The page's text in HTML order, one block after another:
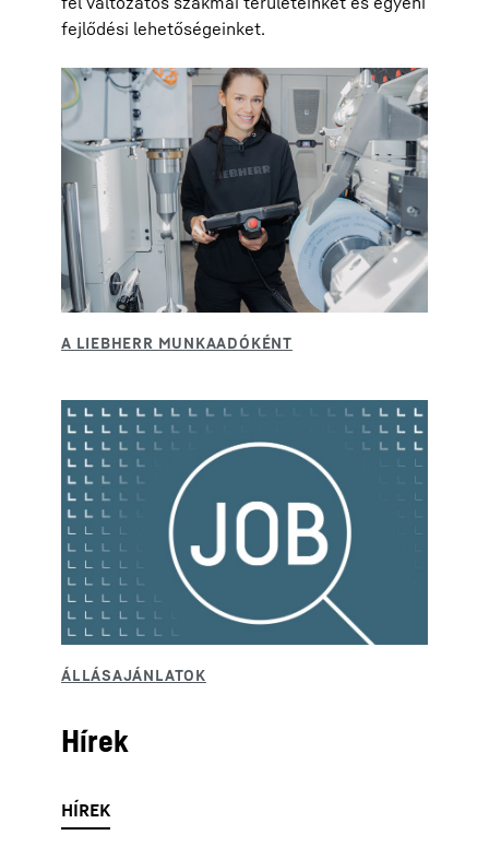
fejlődési lehetőségeinket.
Hírek